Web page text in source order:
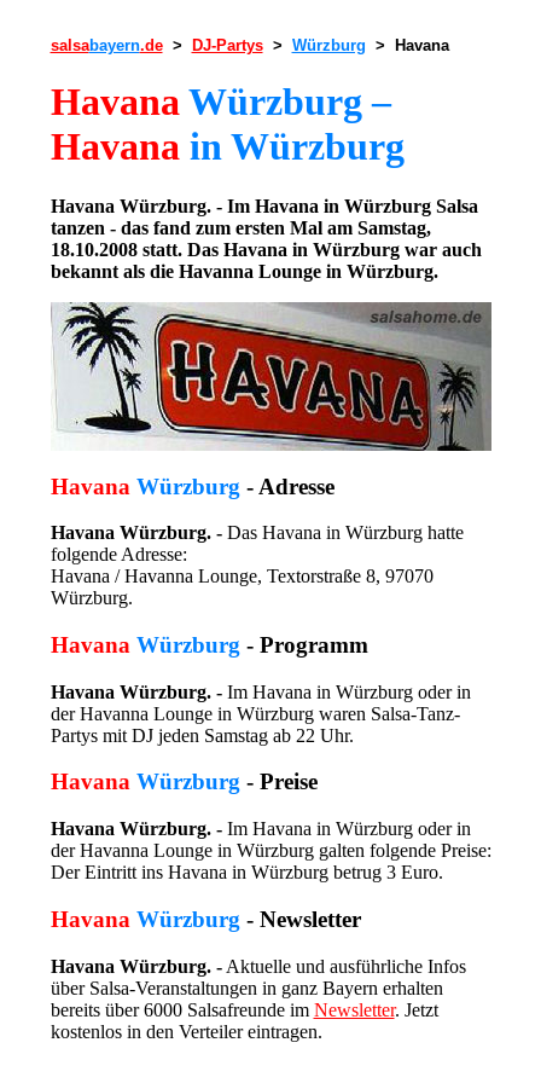
salsabayern.de> DJ-Partys> Würzburg > Havana
Havana Würzburg –
Havana in Würzburg
Havana Würzburg. - Im Havana in Würzburg Salsa
tanzen - das fand zum ersten Mal am Samstag,
18.10.2008 statt. Das Havana in Würzburg war auch
bekannt als die Havanna Lounge in Würzburg.
Havana Würzburg - Adresse
Havana Würzburg. -Das Havana in Würzburg hatte
folgende Adresse:
Havana / Havanna Lounge, Textorstraße 8, 97070
Würzburg.
Havana Würzburg - Programm
Havana Würzburg. -Im Havana in Würzburg oder in
der Havanna Lounge in Würzburg waren Salsa-Tanz-
Partys mit DJ jeden Samstag ab 22 Uhr.
Havana Würzburg- Preise
Havana Würzburg. -Im Havana in Würzburg oder in
der Havanna Lounge in Würzburg galten folgende Preise:
Der Eintritt ins Havana in Würzburg betrug 3 Euro.
Havana Würzburg - Newsletter
Havana Würzburg. -Aktuelle und ausführliche Infos
über Salsa-Veranstaltungen in ganz Bayern erhalten
bereits über 6000 Salsafreunde im Newsletter. Jetzt
kostenlos in den Verteiler eintragen.